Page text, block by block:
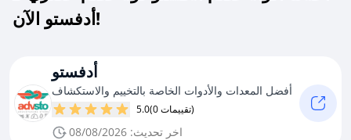
أدفستو الآن!
أدفستو
أفضل المعدات والأدوات الخاصة بالتخييم والاستكشاف
5.0 (0 تقييمات)
اخر تحديث: 08/08/2026